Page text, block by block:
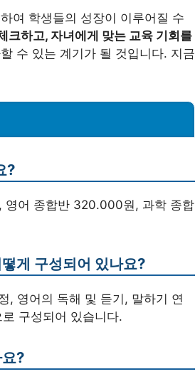
여 학생들의 성장이 이루어질 수
크하고, 자녀에게 맞는 교육 기회를
수 있는 계기가 될 것입니다. 지금
?
영어 종합반 320.000원, 과학 종합
게 구성되어 있나요?
, 영어의 독해 및 듣기, 말하기 연
구성되어 있습니다.
?